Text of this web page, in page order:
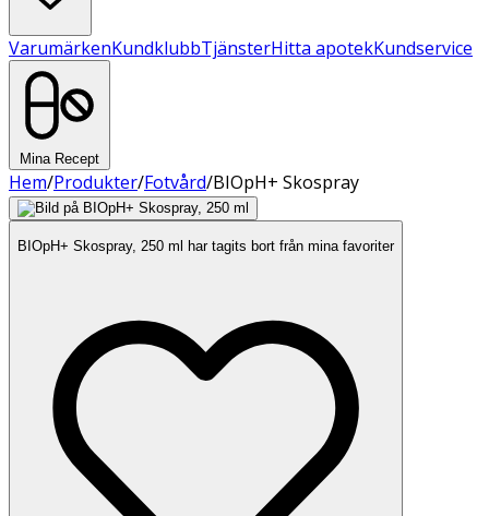
VarumärkenKundklubbTjänsterHitta apotekKundservice
Mina Recept
Hem/Produkter/Fotvård/BIOpH+ Skospray
BIOpH+ Skospray, 250 ml har tagits bort från mina favoriter